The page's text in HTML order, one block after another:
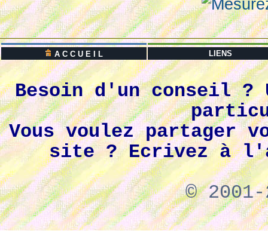
A C C U E I L LIENS
Besoin d'un conseil ?
Vous voulez partager
site ? Ecrivez à
© 2001-